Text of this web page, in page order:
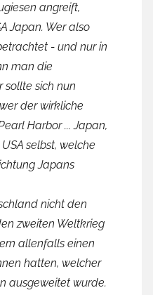
angreift,
Japan. Wer also
- und nur in
man die
sollte sich nun
der wirkliche
Harbor ... Japan,
selbst, welche
Japans
nicht den
zweiten Weltkrieg
allenfalls einen
hatten, welcher
ausgeweitet wurde.